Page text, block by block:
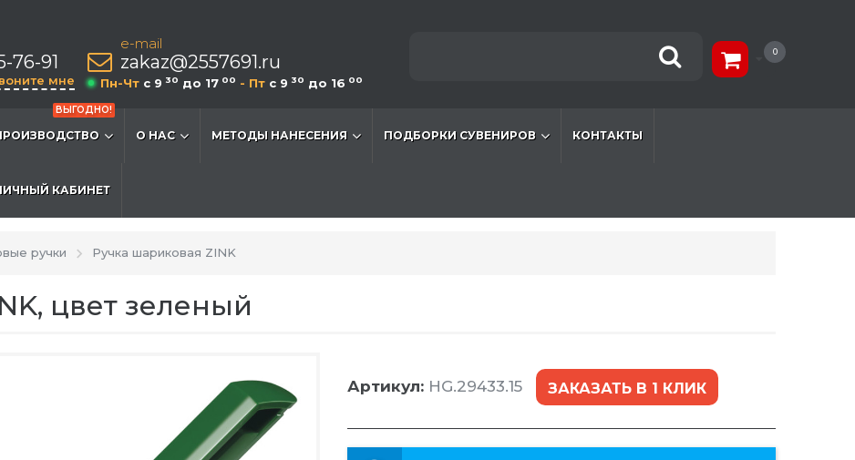
76-91
мне
e-mail
zakaz@2557691.ru
Пн-Чт c 9 30 до 17 00 - Пт c 9 30 до 16 00
0
ВЫГОДНО!
О НАС МЕТОДЫ НАНЕСЕНИЯ ПОДБОРКИ СУВЕНИРОВ КОНТАКТЫ
КАБИНЕТ
ручки Ручка шариковая ZINK
цвет зеленый
Артикул: HG.29433.15 ЗАКАЗАТЬ В 1 КЛИК